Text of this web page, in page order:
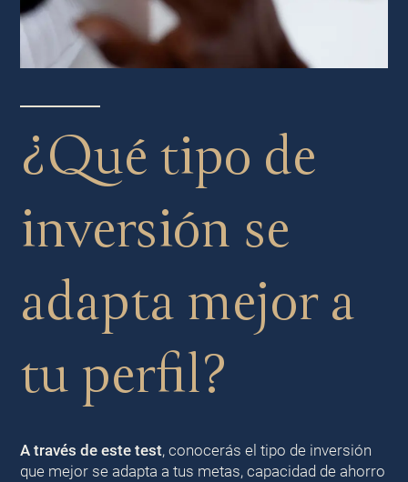
¿Qué tipo de
inversión se
adapta mejor a
tu perfil?
A través de este test, conocerás el tipo de inversión
que mejor se adapta a tus metas, capacidad de ahorro